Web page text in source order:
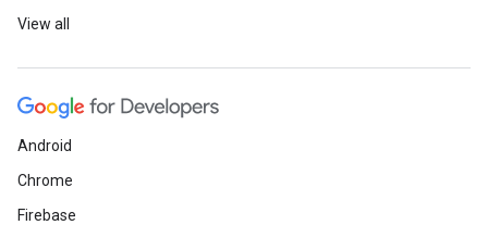
View all
Android
Chrome
Firebase